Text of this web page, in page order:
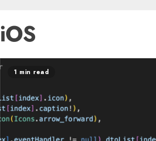
iOS
1 min read